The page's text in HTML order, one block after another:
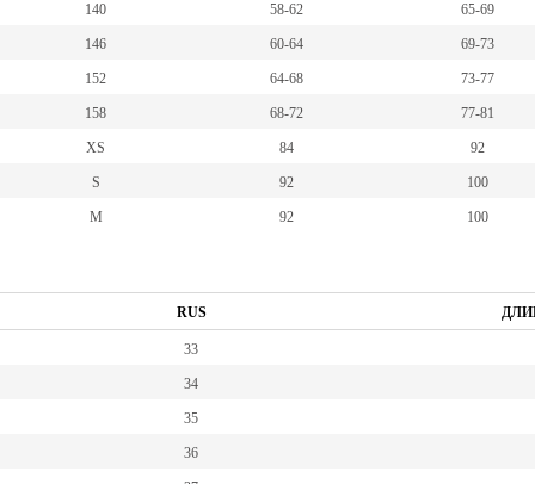
140 58-62 65-69
146 60-64 69-73
152 64-68 73-77
158 68-72 77-81
XS 84 92
S 92 100
M 92 100
RUS
33
34
35
36